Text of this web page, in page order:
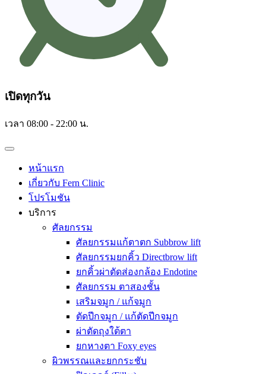
เปิดทุกวัน
เวลา 08:00 - 22:00 น.
หน้าแรก
เกี่ยวกับ Fern Clinic
โปรโมชัน
บริการ
ศัลยกรรม
ศัลยกรรมแก้ตาตก Subbrow lift
ศัลยกรรมยกคิ้ว Directbrow lift
ยกคิ้วผ่าตัดส่องกล้อง Endotine
ศัลยกรรม ตาสองชั้น
เสริมจมูก / แก้จมูก
ตัดปีกจมูก / แก้ตัดปีกจมูก
ผ่าตัดถุงใต้ตา
ยกหางตา Foxy eyes
ผิวพรรณและยกกระชับ